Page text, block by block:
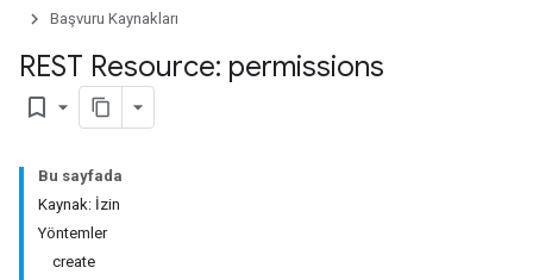
Başvuru Kaynakları
REST Resource: permissions
bookmark_border
Bu sayfada
Kaynak: İzin
Yöntemler
create